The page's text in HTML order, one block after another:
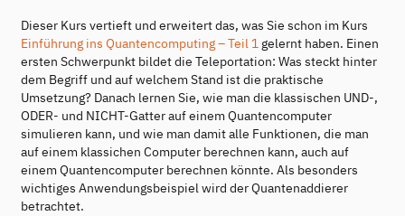
Dieser Kurs vertieft und erweitert das, was Sie schon im Kurs
Einführung ins Quantencomputing – Teil 1 gelernt haben. Einen
ersten Schwerpunkt bildet die Teleportation: Was steckt hinter
dem Begriff und auf welchem Stand ist die praktische
Umsetzung? Danach lernen Sie, wie man die klassischen UND-,
ODER- und NICHT-Gatter auf einem Quantencomputer
simulieren kann, und wie man damit alle Funktionen, die man
auf einem klassichen Computer berechnen kann, auch auf
einem Quantencomputer berechnen könnte. Als besonders
wichtiges Anwendungsbeispiel wird der Quantenaddierer
betrachtet.